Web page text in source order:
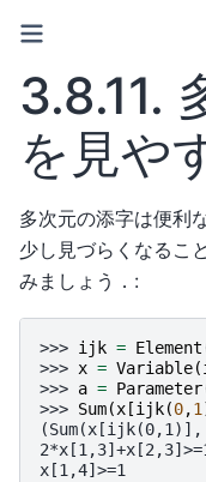
3.8.11.
を見や
多次元の添字は便利
少し見づらくなるこ
みましょう．:
>>> ijk = Element
>>> x = Variable(
>>> a = Parameter
>>> Sum(x [ijk(0,1
x[1,4]>=1